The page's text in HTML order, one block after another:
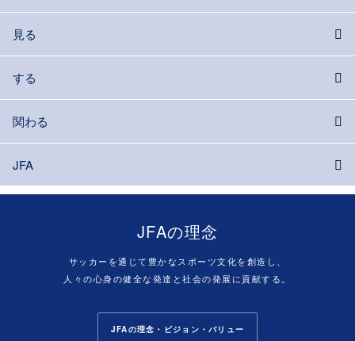
見る
する
関わる
JFA
JFAの理念
サッカーを通じて豊かなスポーツ文化を創造し、
人々の心身の健全な発達と社会の発展に貢献する。
JFAの理念・ビジョン・バリュー